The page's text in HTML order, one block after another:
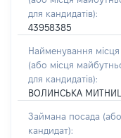
для кандидатів):
43958385
Найменування
(або місця
для кандидатів):
ВОЛИНСЬКА
Займана посада
кандидат):